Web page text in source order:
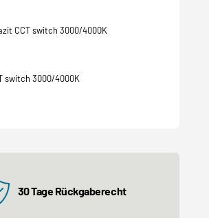
CCT switch 3000/4000K
switch 3000/4000K
30 Tage Rückgaberecht